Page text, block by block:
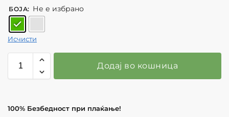
БОЈА: Не е избрано
Исчисти
Додај во кошница
100% Безбедност при плаќање!